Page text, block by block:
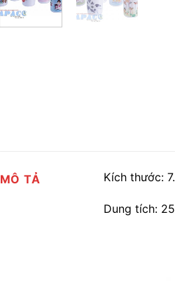
MÔ TẢ Kích thước:
Dung tích: